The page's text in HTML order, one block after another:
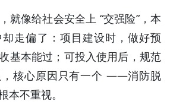
就像给社会安全上 “交强险”，本
走偏了：项目建设时，做好预
基本能过；可投入使用后，规范
，核心原因只有一个 ——消防脱
本不重视。